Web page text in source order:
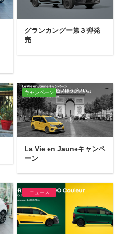
グランカングー第３弾発
売
キャンペーン
La Vie en Jauneキャンペ
ーン
ニュース